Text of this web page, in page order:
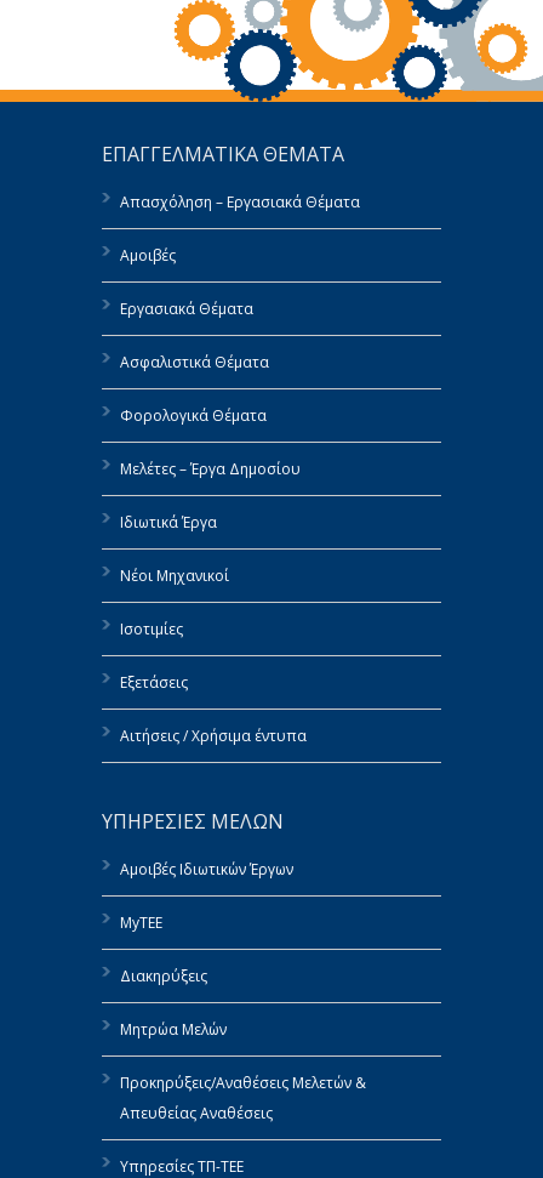
ΕΠΑΓΓΕΛΜΑΤΙΚΑ ΘΕΜΑΤΑ
Απασχόληση – Εργασιακά Θέματα
Αμοιβές
Εργασιακά Θέματα
Ασφαλιστικά Θέματα
Φορολογικά Θέματα
Μελέτες – Έργα Δημοσίου
Ιδιωτικά Έργα
Νέοι Μηχανικοί
Ισοτιμίες
Εξετάσεις
Αιτήσεις / Χρήσιμα έντυπα
ΥΠΗΡΕΣΙΕΣ ΜΕΛΩΝ
Αμοιβές Ιδιωτικών Έργων
MyTEE
Διακηρύξεις
Μητρώα Μελών
Προκηρύξεις/Αναθέσεις Μελετών &
Απευθείας Αναθέσεις
Υπηρεσίες ΤΠ-ΤΕΕ